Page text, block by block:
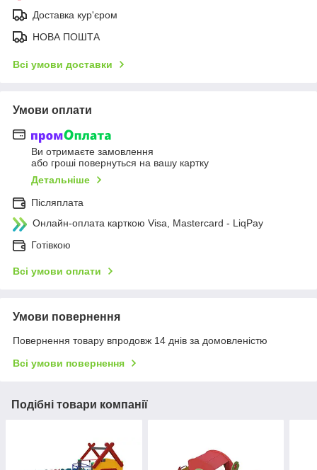
Доставка кур'єром
НОВА ПОШТА
Всі умови доставки
Умови оплати
Ви отримаєте замовлення
або гроші повернуться на вашу картку
Детальніше
Післяплата
Онлайн-оплата карткою Visa, Mastercard - LiqPay
Готівкою
Всі умови оплати
Умови повернення
Повернення товару впродовж 14 днів за домовленістю
Всі умови повернення
Подібні товари компанії